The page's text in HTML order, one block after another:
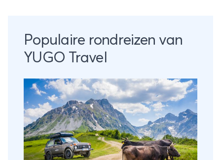
Populaire rondreizen van
YUGO Travel